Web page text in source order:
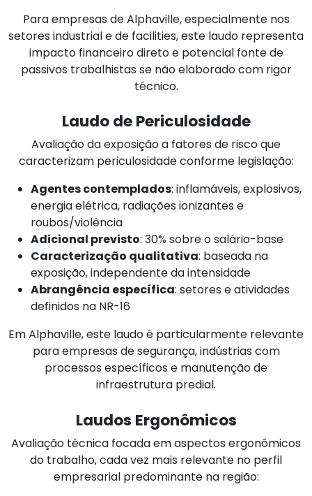
Para empresas de Alphaville, especialmente nos
setores industrial e de facilities, este laudo representa
impacto financeiro direto e potencial fonte de
passivos trabalhistas se não elaborado com rigor
técnico.
Laudo de Periculosidade
Avaliação da exposição a fatores de risco que
caracterizam periculosidade conforme legislação:
Agentes contemplados: inflamáveis, explosivos,
energia elétrica, radiações ionizantes e
roubos/violência
Adicional previsto: 30% sobre o salário-base
Caracterização qualitativa: baseada na
exposição, independente da intensidade
Abrangência específica: setores e atividades
definidos na NR-16
Em Alphaville, este laudo é particularmente relevante
para empresas de segurança, indústrias com
processos específicos e manutenção de
infraestrutura predial.
Laudos Ergonômicos
Avaliação técnica focada em aspectos ergonômicos
do trabalho, cada vez mais relevante no perfil
empresarial predominante na região: